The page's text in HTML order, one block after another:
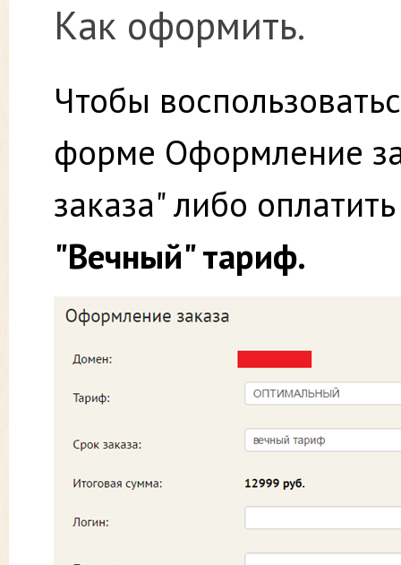
Как оформить.
Чтобы
форме Оформление
заказа" либо
"Вечный" тариф.